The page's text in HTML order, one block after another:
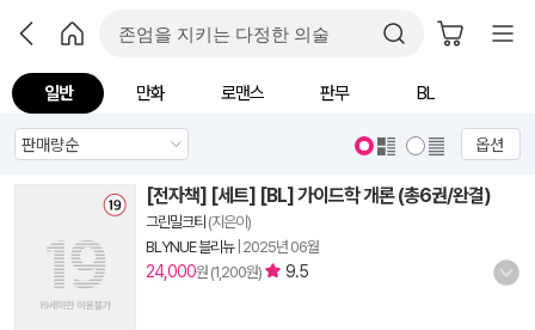
일반 만화 로맨스 판무 BL
옵션
[전자책] [세트] [BL] 가이드학 개론 (총6권/완결)
그린밀크티 (지은이)
BLYNUE 블리뉴| 2025년 06월
24,000원 (1,200원) 9.5